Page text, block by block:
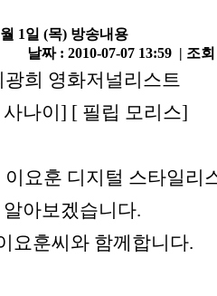
1일 (목) 방송내용
날짜 : 2010-07-07 13:59 | 조
희 영화저널리스트
나이] [ 필립 모리스]
요훈 디지털 스타일리
아보겠습니다.
요훈씨와 함께합니다.